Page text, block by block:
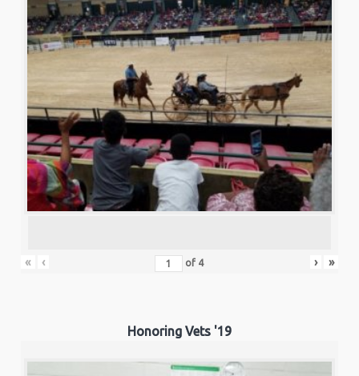
« ‹ of 4 › »
Honoring Vets '19